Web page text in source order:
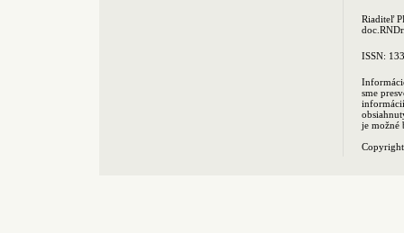
Riaditeľ
ISSN:
sme
je možné